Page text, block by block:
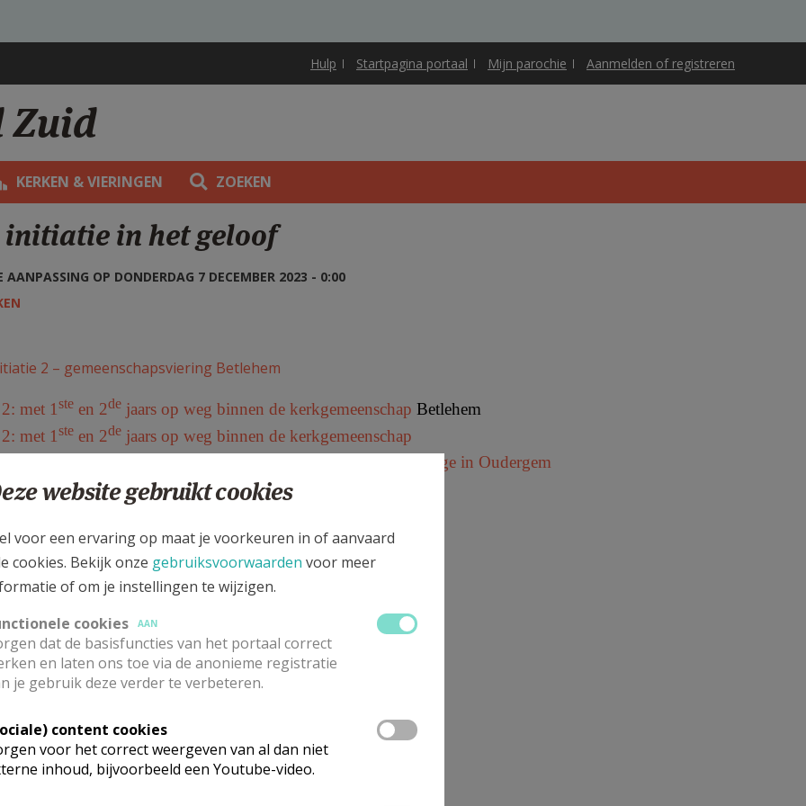
Hulp Startpagina portaal Mijn parochie Aanmelden of registreren
Zuid
KERKEN & VIERINGEN ZOEKEN
in het geloof
AANPASSING OP DONDERDAG 7 DECEMBER 2023 - 0:00
2 – gemeenschapsviering Betlehem
met 1ste en 2de jaars op weg binnen de kerkgemeenschapBetlehem
met 1ste en 2de jaars op weg binnen de kerkgemeenschap
oktober 2022: Startdag initiatie 2022-2023 in het Lutgardiscollege in Oudergem
initiatie-traject 2022 - 2023
initiatie-traject 2021 - 2022
initiatie-traject 2020 - 2021
initiatie-traject 2019 - 2020
initiatie-traject 2018 - 2019
website gebruikt cookies
voor een ervaring op maat je voorkeuren in of aanvaard
cookies. Bekijk onze gebruiksvoorwaarden voor meer
of om je instellingen te wijzigen.
cookies
AAN
dat de basisfuncties van het portaal correct
en laten ons toe via de anonieme registratie
je gebruik deze verder te verbeteren.
content cookies
voor het correct weergeven van al dan niet
inhoud, bijvoorbeeld een Youtube-video.